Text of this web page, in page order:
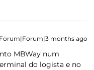
Forum|Forum|3 months ago
MBWay num
do logista e no